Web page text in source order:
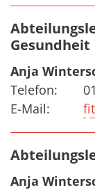
Gesundheit
Anja
Telefon:
E-Mail:
Anja